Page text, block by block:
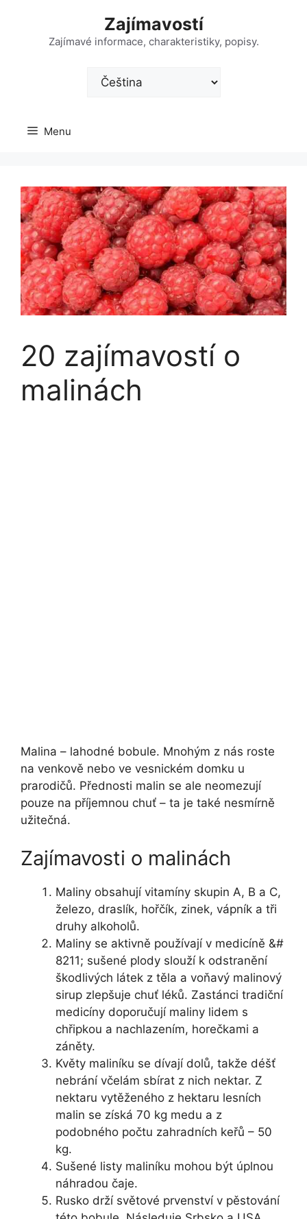
Zajímavostí
Zajímavé informace, charakteristiky, popisy.
Zvolte
jazyk
Menu
20 zajímavostí o
malinách
Malina – lahodné bobule. Mnohým z nás roste
na venkově nebo ve vesnickém domku u
prarodičů. Přednosti malin se ale neomezují
pouze na příjemnou chuť – ta je také nesmírně
užitečná.
Zajímavosti o malinách
Maliny obsahují vitamíny skupin A, B a C,
železo, draslík, hořčík, zinek, vápník a tři
druhy alkoholů.
Maliny se aktivně používají v medicíně &#
8211; sušené plody slouží k odstranění
škodlivých látek z těla a voňavý malinový
sirup zlepšuje chuť léků. Zastánci tradiční
medicíny doporučují maliny lidem s
chřipkou a nachlazením, horečkami a
záněty.
Květy maliníku se dívají dolů, takže déšť
nebrání včelám sbírat z nich nektar. Z
nektaru vytěženého z hektaru lesních
malin se získá 70 kg medu a z
podobného počtu zahradních keřů – 50
kg.
Sušené listy maliníku mohou být úplnou
náhradou čaje.
Rusko drží světové prvenství v pěstování